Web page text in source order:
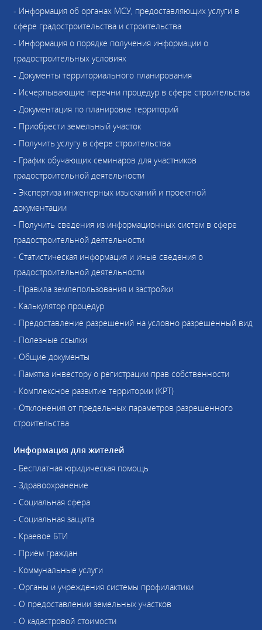
- Информация об органах МСУ, предоставляющих услуги в
сфере градостроительства и строительства
- Информация о порядке получения информации о
градостроительных условиях
- Документы территориального планирования
- Исчерпывающие перечни процедур в сфере строительства
- Документация по планировке территорий
- Приобрести земельный участок
- Получить услугу в сфере строительства
- График обучающих семинаров для участников
градостроительной деятельности
- Экспертиза инженерных изысканий и проектной
документации
- Получить сведения из информационных систем в сфере
градостроительной деятельности
- Статистическая информация и иные сведения о
градостроительной деятельности
- Правила землепользования и застройки
- Калькулятор процедур
- Предоставление разрешений на условно разрешенный вид
- Полезные ссылки
- Общие документы
- Памятка инвестору о регистрации прав собственности
- Комплексное развитие территории (КРТ)
- Отклонения от предельных параметров разрешенного
строительства
Информация для жителей
- Бесплатная юридическая помощь
- Здравоохранение
- Социальная сфера
- Социальная защита
- Краевое БТИ
- Приём граждан
- Коммунальные услуги
- Органы и учреждения системы профилактики
- О предоставлении земельных участков
- О кадастровой стоимости